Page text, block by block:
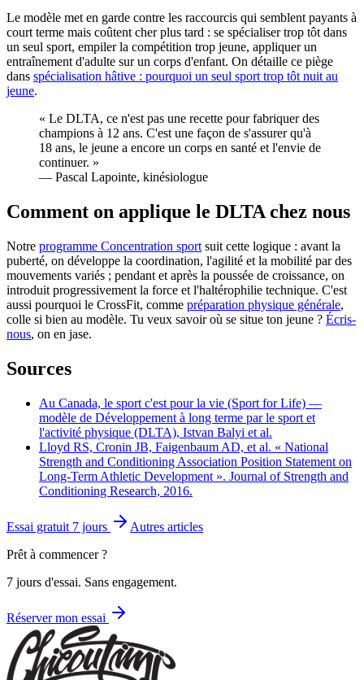
Le modèle met en garde contre les raccourcis qui semblent payants à
court terme mais coûtent cher plus tard : se spécialiser trop tôt dans
un seul sport, empiler la compétition trop jeune, appliquer un
entraînement d'adulte sur un corps d'enfant. On détaille ce piège
dans spécialisation hâtive : pourquoi un seul sport trop tôt nuit au
jeune.
« Le DLTA, ce n'est pas une recette pour fabriquer des
champions à 12 ans. C'est une façon de s'assurer qu'à
18 ans, le jeune a encore un corps en santé et l'envie de
continuer. »
— Pascal Lapointe, kinésiologue
Comment on applique le DLTA chez nous
Notre programme Concentration sport suit cette logique : avant la
puberté, on développe la coordination, l'agilité et la mobilité par des
mouvements variés ; pendant et après la poussée de croissance, on
introduit progressivement la force et l'haltérophilie technique. C'est
aussi pourquoi le CrossFit, comme préparation physique générale,
colle si bien au modèle. Tu veux savoir où se situe ton jeune ? Écris-
nous, on en jase.
Sources
Au Canada, le sport c'est pour la vie (Sport for Life) —
modèle de Développement à long terme par le sport et
l'activité physique (DLTA), Istvan Balyi et al.
Lloyd RS, Cronin JB, Faigenbaum AD, et al. « National
Strength and Conditioning Association Position Statement on
Long-Term Athletic Development ». Journal of Strength and
Conditioning Research, 2016.
Essai gratuit 7 jours
Autres articles
Prêt à commencer ?
7 jours d'essai. Sans engagement.
Réserver mon essai